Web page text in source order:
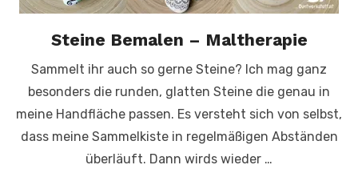
Steine Bemalen – Maltherapie
Sammelt ihr auch so gerne Steine? Ich mag ganz
besonders die runden, glatten Steine die genau in
meine Handfläche passen. Es versteht sich von selbst,
dass meine Sammelkiste in regelmäßigen Abständen
überläuft. Dann wirds wieder …